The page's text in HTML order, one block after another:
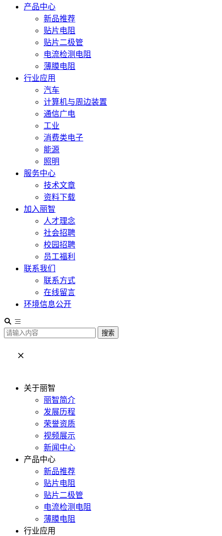
产品中心
新品推荐
贴片电阻
贴片二极管
电流检测电阻
薄膜电阻
行业应用
汽车
计算机与周边装置
通信广电
工业
消费类电子
能源
照明
服务中心
技术文章
资料下载
加入丽智
人才理念
社会招聘
校园招聘
员工福利
联系我们
联系方式
在线留言
环境信息公开
搜索
关于丽智
丽智简介
发展历程
荣誉资质
视频展示
新闻中心
产品中心
新品推荐
贴片电阻
贴片二极管
电流检测电阻
薄膜电阻
行业应用